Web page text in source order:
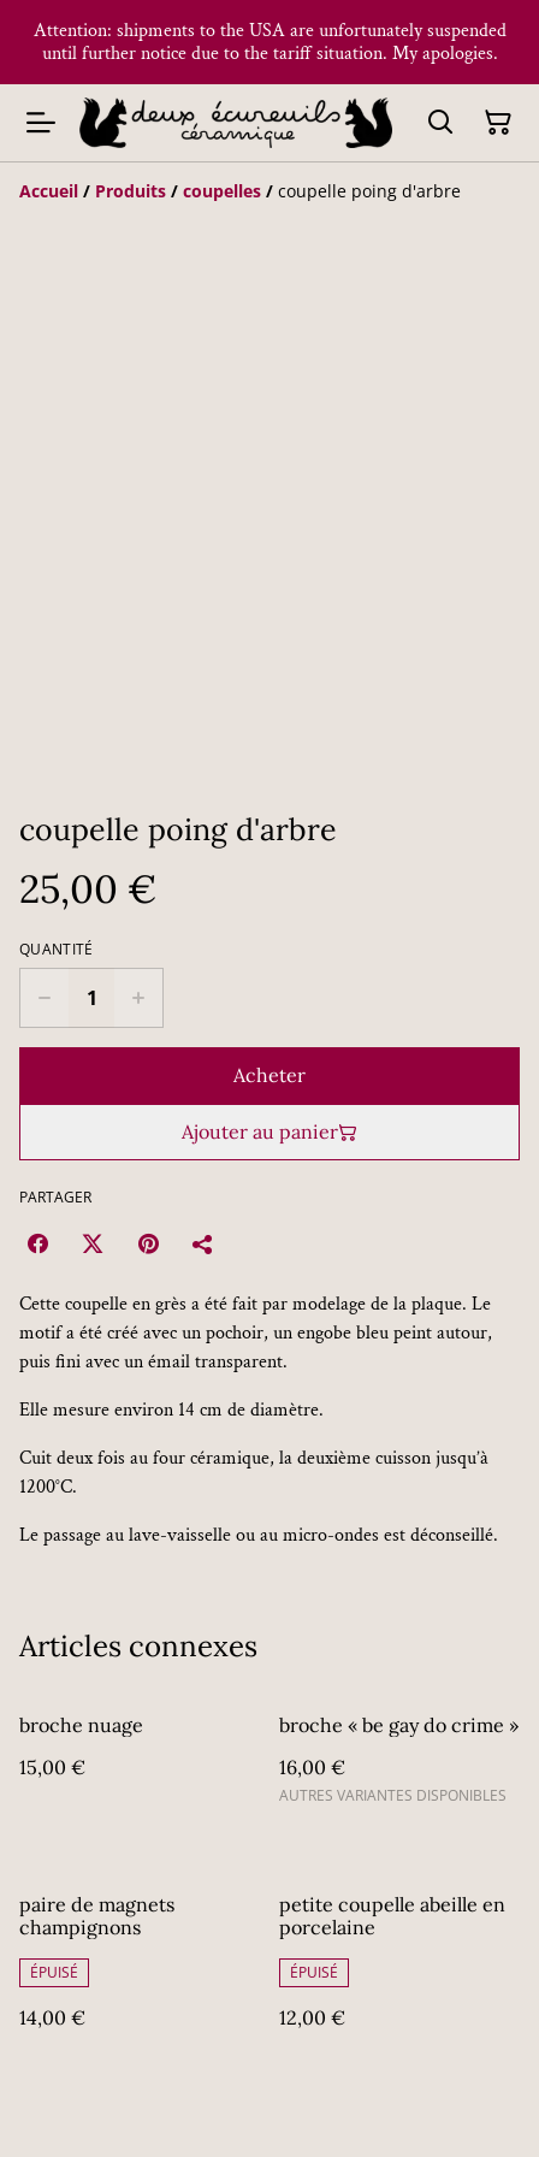
Attention: shipments to the USA are unfortunately suspended
until further notice due to the tariff situation. My apologies.
Accueil / Produits / coupelles / coupelle poing d'arbre
coupelle poing d'arbre
25,00 €
QUANTITÉ
Acheter
Ajouter au panier
PARTAGER
Cette coupelle en grès a été fait par modelage de la plaque. Le
motif a été créé avec un pochoir, un engobe bleu peint autour,
puis fini avec un émail transparent.
Elle mesure environ 14 cm de diamètre.
Cuit deux fois au four céramique, la deuxième cuisson jusqu’à
1200°C.
Le passage au lave-vaisselle ou au micro-ondes est déconseillé.
Articles connexes
broche nuage
15,00 €
broche « be gay do crime »
16,00 €
AUTRES VARIANTES DISPONIBLES
paire de magnets
champignons
ÉPUISÉ
14,00 €
petite coupelle abeille en
porcelaine
ÉPUISÉ
12,00 €